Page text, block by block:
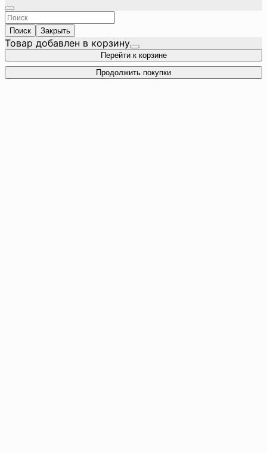
Поиск Закрыть
Товар добавлен в корзину
Перейти к корзине
Продолжить покупки